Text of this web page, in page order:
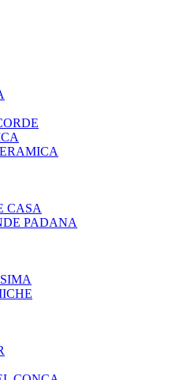
CASA
PADANA